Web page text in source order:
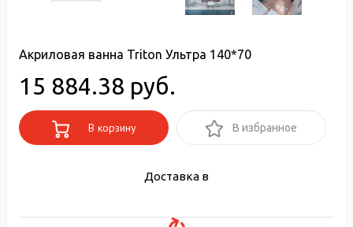
Акриловая ванна Triton Ультра 140*70
15 884.38 руб.
В корзину В избранное
Доставка в